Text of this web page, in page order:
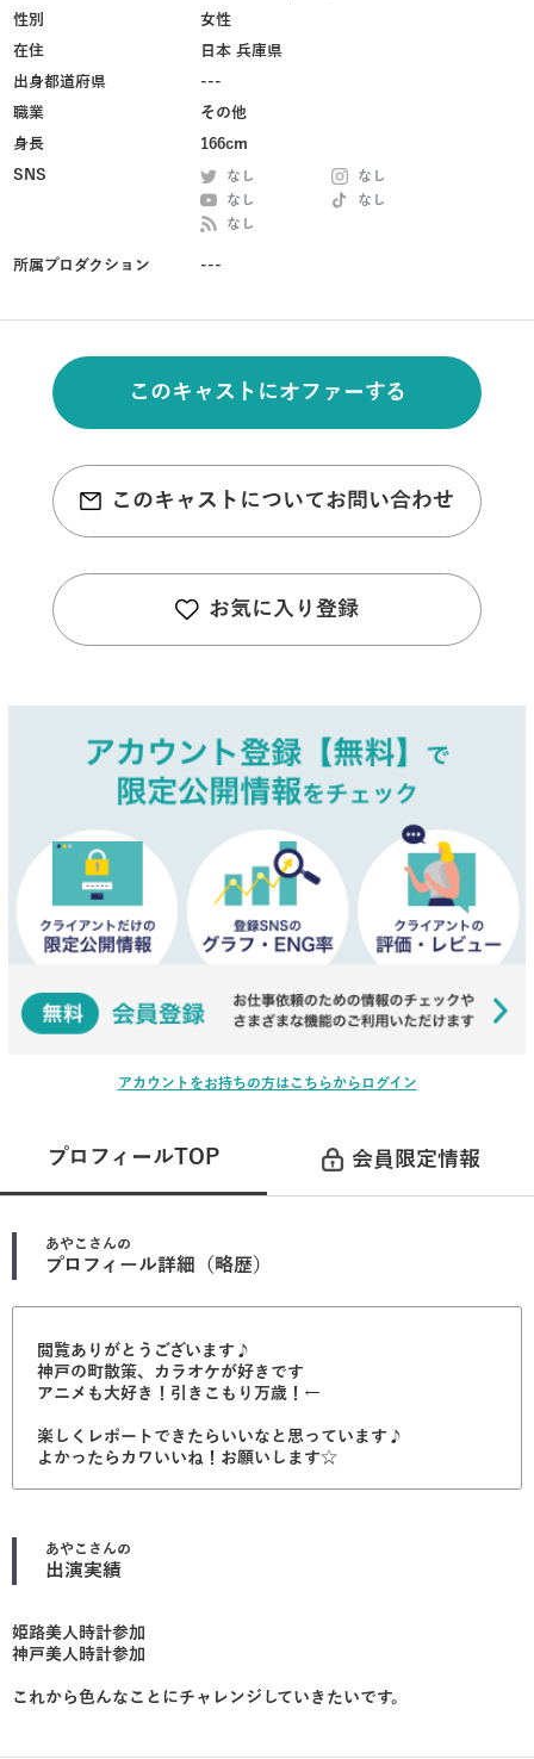
性別
女性
在住
日本 兵庫県
出身都道府県
---
職業
その他
身長
166cm
SNS
なし
なし
なし
なし
なし
所属プロダクション ---
このキャストにオファーする
このキャストについてお問い合わせ
お気に入り登録
アカウントをお持ちの方はこちらからログイン
プロフィールTOP 会員限定情報
あやこ さんの
プロフィール詳細（略歴）
閲覧ありがとうございます♪
神戸の町散策、カラオケが好きです
アニメも大好き！引きこもり万歳！←
楽しくレポートできたらいいなと思っています♪
よかったらカワいいね！お願いします☆
あやこ さんの
出演実績
姫路美人時計参加
神戸美人時計参加
これから色んなことにチャレンジしていきたいです。